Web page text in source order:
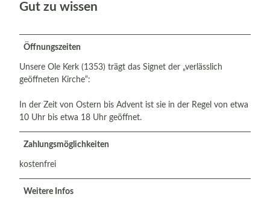
Gut zu wissen
Öffnungszeiten
Unsere Ole Kerk (1353) trägt das Signet der „verlässlich
geöffneten Kirche“:
In der Zeit von Ostern bis Advent ist sie in der Regel von etwa
10 Uhr bis etwa 18 Uhr geöffnet.
Zahlungsmöglichkeiten
kostenfrei
Weitere Infos